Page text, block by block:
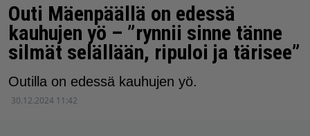
Outi Mäenpäällä on edessä
kauhujen yö – ”rynnii sinne tänne
silmät selällään, ripuloi ja tärisee”
Outilla on edessä kauhujen yö.
30.12.2024 11:42